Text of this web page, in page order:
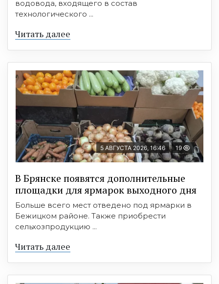
водовода, входящего в состав
технологического ...
Читать далее
5 АВГУСТА 2026, 16:46 19
В Брянске появятся дополнительные
площадки для ярмарок выходного дня
Больше всего мест отведено под ярмарки в
Бежицком районе. Также приобрести
сельхозпродукцию ...
Читать далее